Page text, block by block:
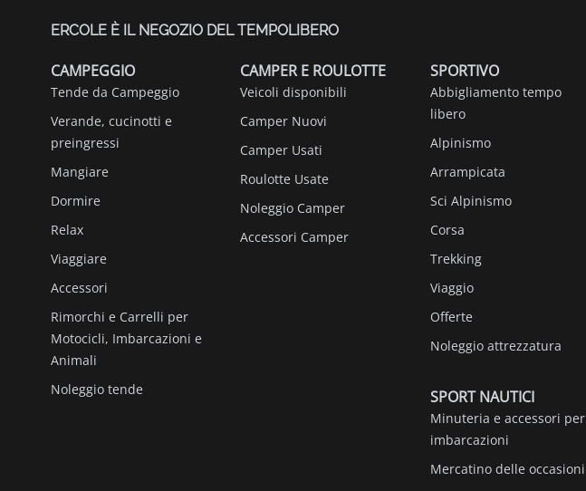
ERCOLE È IL NEGOZIO DEL TEMPOLIBERO
CAMPEGGIO
Tende da Campeggio
Verande, cucinotti e
preingressi
Mangiare
Dormire
Relax
Viaggiare
Accessori
Rimorchi e Carrelli per
Motocicli, Imbarcazioni e
Animali
Noleggio tende
CAMPER E ROULOTTE
Veicoli disponibili
Camper Nuovi
Camper Usati
Roulotte Usate
Noleggio Camper
Accessori Camper
SPORTIVO
Abbigliamento tempo
libero
Alpinismo
Arrampicata
Sci Alpinismo
Corsa
Trekking
Viaggio
Offerte
Noleggio attrezzatura
SPORT NAUTICI
Minuteria e accessori per
imbarcazioni
Mercatino delle occasioni